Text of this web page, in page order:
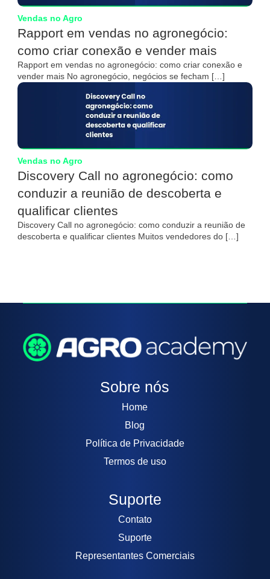
Vendas no Agro
Rapport em vendas no agronegócio:
como criar conexão e vender mais
Rapport em vendas no agronegócio: como criar conexão e
vender mais No agronegócio, negócios se fecham […]
Vendas no Agro
Discovery Call no agronegócio: como
conduzir a reunião de descoberta e
qualificar clientes
Discovery Call no agronegócio: como conduzir a reunião de
descoberta e qualificar clientes Muitos vendedores do […]
Sobre nós
Home
Blog
Política de Privacidade
Termos de uso
Suporte
Contato
Suporte
Representantes Comerciais